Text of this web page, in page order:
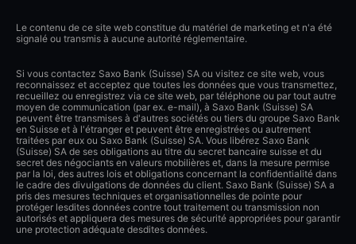
Le contenu de ce site web constitue du matériel de marketing et n'a été
signalé ou transmis à aucune autorité réglementaire.
Si vous contactez Saxo Bank (Suisse) SA ou visitez ce site web, vous
reconnaissez et acceptez que toutes les données que vous transmettez,
recueillez ou enregistrez via ce site web, par téléphone ou par tout autre
moyen de communication (par ex. e-mail), à Saxo Bank (Suisse) SA
peuvent être transmises à d'autres sociétés ou tiers du groupe Saxo Bank
en Suisse et à l'étranger et peuvent être enregistrées ou autrement
traitées par eux ou Saxo Bank (Suisse) SA. Vous libérez Saxo Bank
(Suisse) SA de ses obligations au titre du secret bancaire suisse et du
secret des négociants en valeurs mobilières et, dans la mesure permise
par la loi, des autres lois et obligations concernant la confidentialité dans
le cadre des divulgations de données du client. Saxo Bank (Suisse) SA a
pris des mesures techniques et organisationnelles de pointe pour
protéger lesdites données contre tout traitement ou transmission non
autorisés et appliquera des mesures de sécurité appropriées pour garantir
une protection adéquate desdites données.